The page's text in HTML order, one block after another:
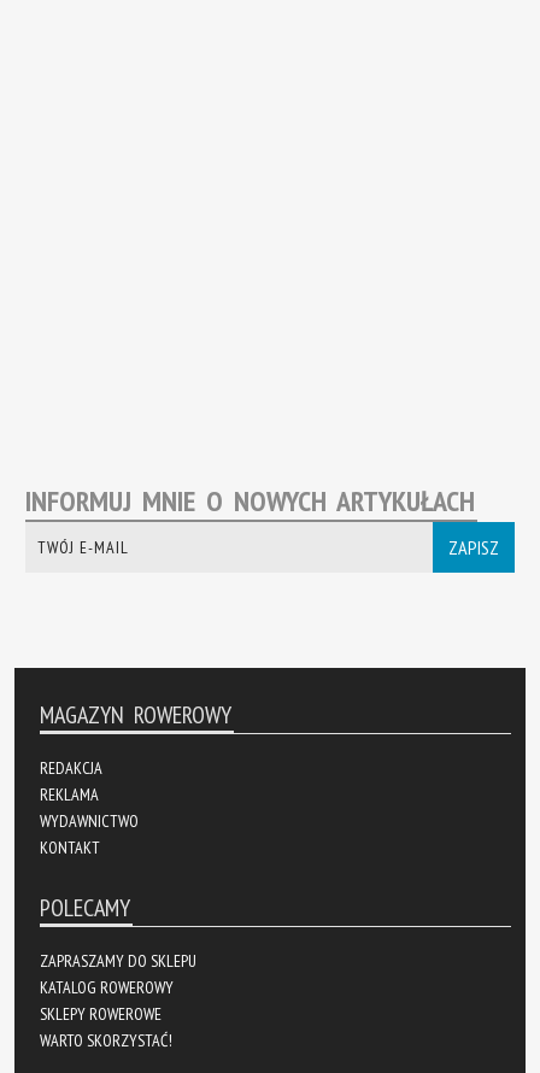
INFORMUJ MNIE O NOWYCH ARTYKUŁACH
ZAPISZ
MAGAZYN ROWEROWY
REDAKCJA
REKLAMA
WYDAWNICTWO
KONTAKT
POLECAMY
ZAPRASZAMY DO SKLEPU
KATALOG ROWEROWY
SKLEPY ROWEROWE
WARTO SKORZYSTAĆ!